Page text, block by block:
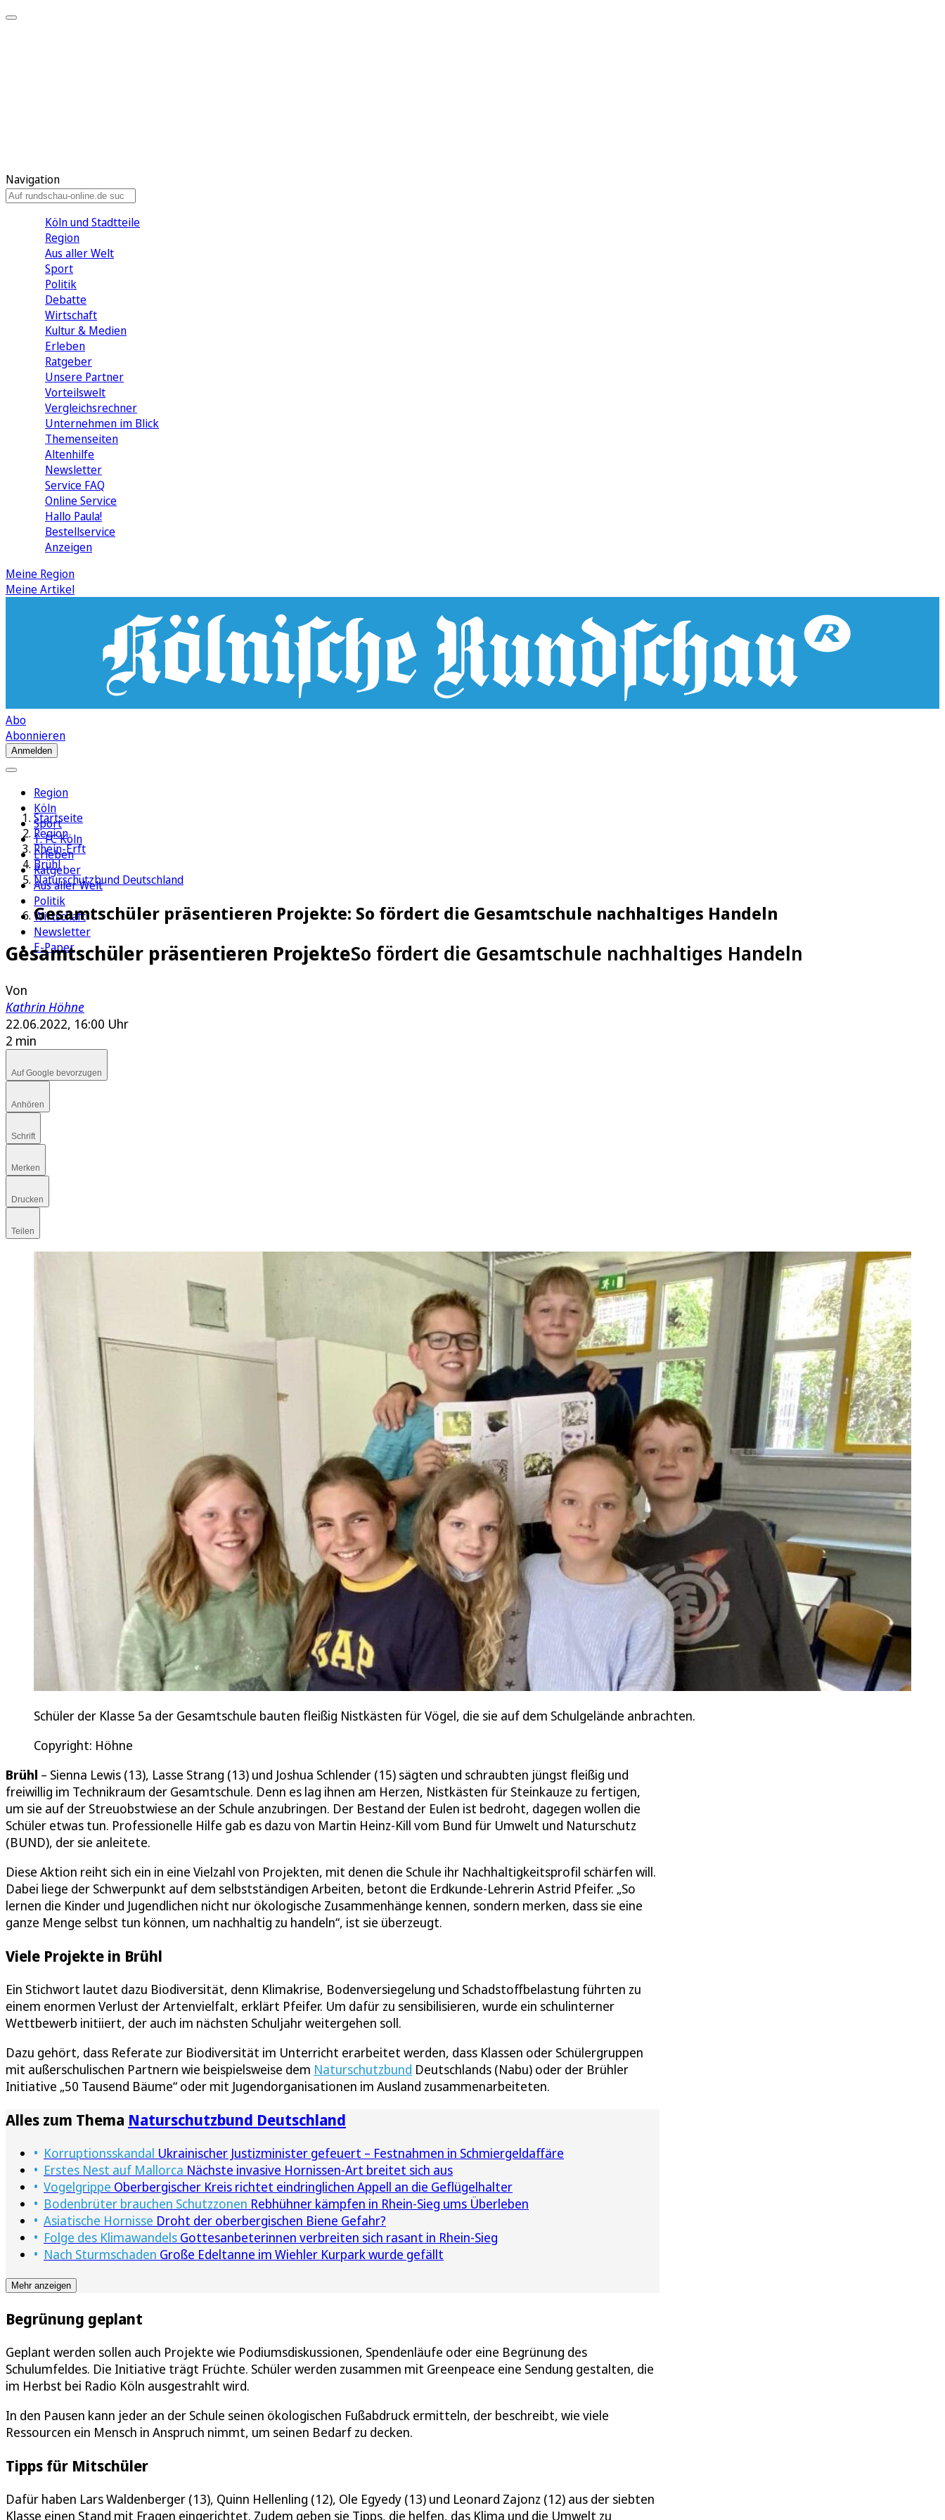
Navigation
Köln und Stadtteile
Region
Aus aller Welt
Sport
Politik
Debatte
Wirtschaft
Kultur & Medien
Erleben
Ratgeber
Unsere Partner
Vorteilswelt
Vergleichsrechner
Unternehmen im Blick
Themenseiten
Altenhilfe
Newsletter
Service FAQ
Online Service
Hallo Paula!
Bestellservice
Anzeigen
Meine Region
Meine Artikel
Abo
Abonnieren
Anmelden
Region
Köln
Sport
1. FC Köln
Erleben
Ratgeber
Aus aller Welt
Politik
Wirtschaft
Newsletter
E-Paper
Startseite
Region
Rhein-Erft
Brühl
Naturschutzbund Deutschland
Gesamtschüler präsentieren Projekte: So fördert die Gesamtschule nachhaltiges Handeln
Gesamtschüler präsentieren ProjekteSo fördert die Gesamtschule nachhaltiges Handeln
Von
Kathrin Höhne
22.06.2022, 16:00 Uhr
2 min
Auf Google bevorzugen
Anhören
Schrift
Merken
Drucken
Teilen
Schüler der Klasse 5a der Gesamtschule bauten fleißig Nistkästen für Vögel, die sie auf dem Schulgelände anbrachten.
Copyright: Höhne
Brühl – Sienna Lewis (13), Lasse Strang (13) und Joshua Schlender (15) sägten und schraubten jüngst fleißig und
freiwillig im Technikraum der Gesamtschule. Denn es lag ihnen am Herzen, Nistkästen für Steinkauze zu fertigen,
um sie auf der Streuobstwiese an der Schule anzubringen. Der Bestand der Eulen ist bedroht, dagegen wollen die
Schüler etwas tun. Professionelle Hilfe gab es dazu von Martin Heinz-Kill vom Bund für Umwelt und Naturschutz
(BUND), der sie anleitete.
Diese Aktion reiht sich ein in eine Vielzahl von Projekten, mit denen die Schule ihr Nachhaltigkeitsprofil schärfen will.
Dabei liege der Schwerpunkt auf dem selbstständigen Arbeiten, betont die Erdkunde-Lehrerin Astrid Pfeifer. „So
lernen die Kinder und Jugendlichen nicht nur ökologische Zusammenhänge kennen, sondern merken, dass sie eine
ganze Menge selbst tun können, um nachhaltig zu handeln“, ist sie überzeugt.
Viele Projekte in Brühl
Ein Stichwort lautet dazu Biodiversität, denn Klimakrise, Bodenversiegelung und Schadstoffbelastung führten zu
einem enormen Verlust der Artenvielfalt, erklärt Pfeifer. Um dafür zu sensibilisieren, wurde ein schulinterner
Wettbewerb initiiert, der auch im nächsten Schuljahr weitergehen soll.
Dazu gehört, dass Referate zur Biodiversität im Unterricht erarbeitet werden, dass Klassen oder Schülergruppen
mit außerschulischen Partnern wie beispielsweise dem Naturschutzbund Deutschlands (Nabu) oder der Brühler
Initiative „50 Tausend Bäume“ oder mit Jugendorganisationen im Ausland zusammenarbeiteten.
Alles zum Thema Naturschutzbund Deutschland
Korruptionsskandal Ukrainischer Justizminister gefeuert – Festnahmen in Schmiergeldaffäre
Erstes Nest auf Mallorca Nächste invasive Hornissen-Art breitet sich aus
Vogelgrippe Oberbergischer Kreis richtet eindringlichen Appell an die Geflügelhalter
Bodenbrüter brauchen Schutzzonen Rebhühner kämpfen in Rhein-Sieg ums Überleben
Asiatische Hornisse Droht der oberbergischen Biene Gefahr?
Folge des Klimawandels Gottesanbeterinnen verbreiten sich rasant in Rhein-Sieg
Nach Sturmschaden Große Edeltanne im Wiehler Kurpark wurde gefällt
Mehr anzeigen
Begrünung geplant
Geplant werden sollen auch Projekte wie Podiumsdiskussionen, Spendenläufe oder eine Begrünung des
Schulumfeldes. Die Initiative trägt Früchte. Schüler werden zusammen mit Greenpeace eine Sendung gestalten, die
im Herbst bei Radio Köln ausgestrahlt wird.
In den Pausen kann jeder an der Schule seinen ökologischen Fußabdruck ermitteln, der beschreibt, wie viele
Ressourcen ein Mensch in Anspruch nimmt, um seinen Bedarf zu decken.
Tipps für Mitschüler
Dafür haben Lars Waldenberger (13), Quinn Hellenling (12), Ole Egyedy (13) und Leonard Zajonz (12) aus der siebten
Klasse einen Stand mit Fragen eingerichtet. Zudem geben sie Tipps, die helfen, das Klima und die Umwelt zu